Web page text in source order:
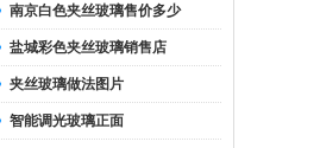
南京白色夹丝玻璃售价多少
盐城彩色夹丝玻璃销售店
夹丝玻璃做法图片
智能调光玻璃正面